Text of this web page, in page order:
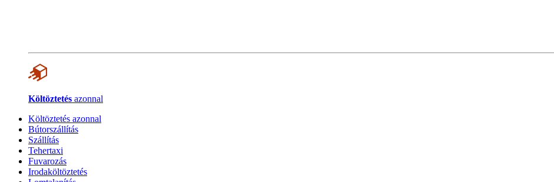
Költöztetés azonnal
Költöztetés azonnal
Bútorszállítás
Szállítás
Tehertaxi
Fuvarozás
Irodaköltöztetés